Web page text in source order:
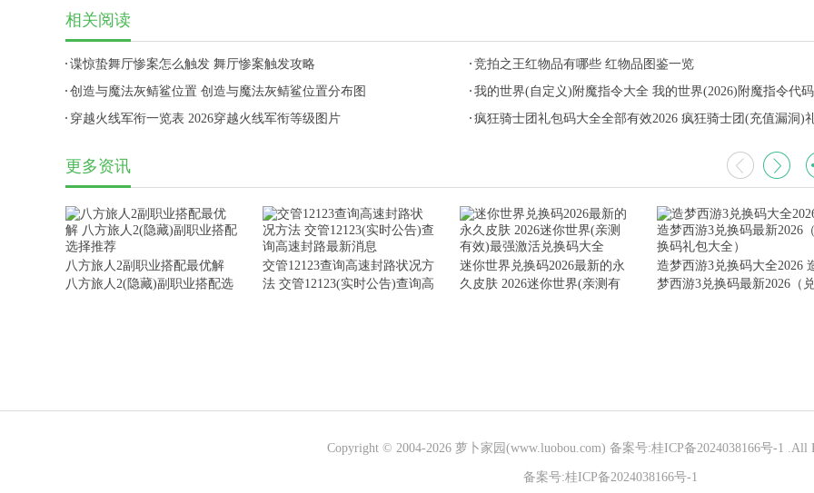
相关阅读
谍惊蛰舞厅惨案怎么触发 舞厅惨案触发攻略
竞拍之王红物品有哪些 红物品图鉴一览
创造与魔法灰鲭鲨位置 创造与魔法灰鲭鲨位置分布图
我的世界(自定义)附魔指令大全 我的世界(2026)附魔指令代
全
穿越火线军衔一览表 2026穿越火线军衔等级图片
疯狂骑士团礼包码大全全部有效2026 疯狂骑士团(充值漏洞)
更多资讯
八方旅人2副职业搭配最优解
八方旅人2(隐藏)副职业搭配选
交管12123查询高速封路状况方
法 交管12123(实时公告)查询高
迷你世界兑换码2026最新的永
久皮肤 2026迷你世界(亲测有
造梦西游3兑换码大全2026
梦西游3兑换码最新2026（
Copyright © 2004-2026 萝卜家园(www.luobou.com) 备案号:桂ICP备2024038166号-1 .All
备案号:桂ICP备2024038166号-1